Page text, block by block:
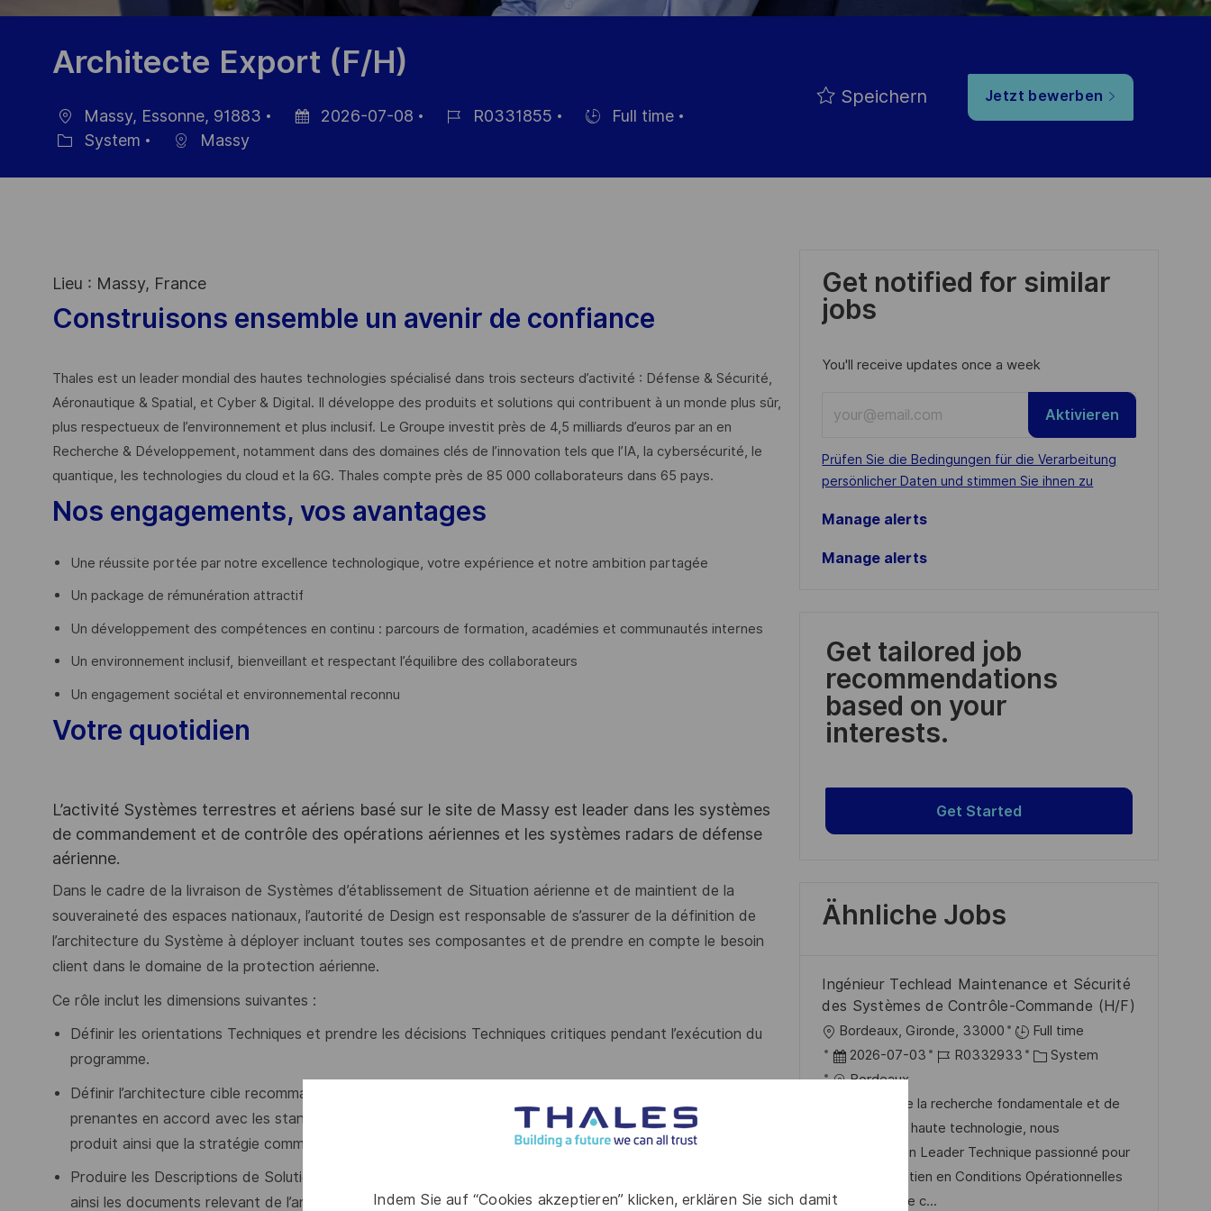
Indem Sie auf “Cookies akzeptieren” klicken, erklären Sie sich damit
Architecte Export (F/H)
Ort
Massy, Essonne, 91883
Veröffentlichung
2026-07-08
R0331855
Full time
System Massy
Speichern Jetzt bewerben
Lieu : Massy, France
Construisons ensemble un avenir de confiance
Thales est un leader mondial des hautes technologies spécialisé dans trois secteurs d’activité : Défense & Sécurité,
Aéronautique & Spatial, et Cyber & Digital. Il développe des produits et solutions qui contribuent à un monde plus sûr,
plus respectueux de l’environnement et plus inclusif. Le Groupe investit près de 4,5 milliards d’euros par an en
Recherche & Développement, notamment dans des domaines clés de l’innovation tels que l’IA, la cybersécurité, le
quantique, les technologies du cloud et la 6G. Thales compte près de 85 000 collaborateurs dans 65 pays. ​
Nos engagements, vos avantages
Une réussite portée par notre excellence technologique, votre expérience et notre ambition partagée
Un package de rémunération attractif
Un développement des compétences en continu : parcours de formation, académies et communautés internes
Un environnement inclusif, bienveillant et respectant l’équilibre des collaborateurs
Un engagement sociétal et environnemental reconnu
Votre quotidien
L’activité Systèmes terrestres et aériens basé sur le site de Massy est leader dans les systèmes
de commandement et de contrôle des opérations aériennes et les systèmes radars de défense
aérienne.
Dans le cadre de la livraison de Systèmes d’établissement de Situation aérienne et de maintient de la
souveraineté des espaces nationaux, l’autorité de Design est responsable de s’assurer de la définition de
l’architecture du Système à déployer incluant toutes ses composantes et de prendre en compte le besoin
client dans le domaine de la protection aérienne.
Ce rôle inclut les dimensions suivantes :
Définir les orientations Techniques et prendre les décisions Techniques critiques pendant l’exécution du
programme.
Définir l’architecture cible recommandée afin de prendre en compte les attendus des différentes parties
prenantes en accord avec les standards applicables, les feuilles de routes techniques et le politiques
produit ainsi que la stratégie commerciale.
Produire les Descriptions de Solutions Techniques (TSD), les documents de validation de Design (DVa)
ainsi les documents relevant de l’architecture de système (DAR, SSDD, Technical Roadmap, …)
Get notified for similar
jobs
You'll receive updates once a week
Email
address
(Required)
Required
Prüfen Sie die Bedingungen für die Verarbeitung
persönlicher Daten und stimmen Sie ihnen zu
Aktivieren
Manage alerts
Manage alerts
Get tailored job
recommendations
based on your
interests.
Get Started
Ähnliche Jobs
Ingénieur Techlead Maintenance et Sécurité
des Systèmes de Contrôle-Commande (H/F)
O
r
t
Bordeaux, Gironde, 33000
Full time
D
a
e
2026-07-03
J
b
-
I
D
R0332933
K
t
e
g
o
System
Bordeaux
À la croisée de la recherche fondamentale et de
l’ingénierie de haute technologie, nous
recherchons un Leader Technique passionné pour
piloter le Maintien en Conditions Opérationnelles
du système de c...